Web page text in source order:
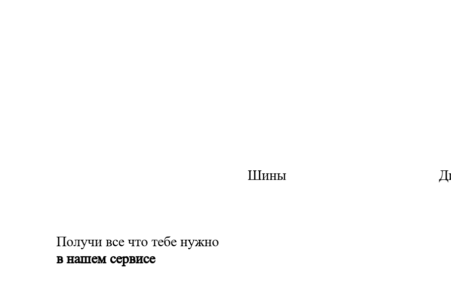
Получи все что тебе нужно
в нашем сервисе
Шины